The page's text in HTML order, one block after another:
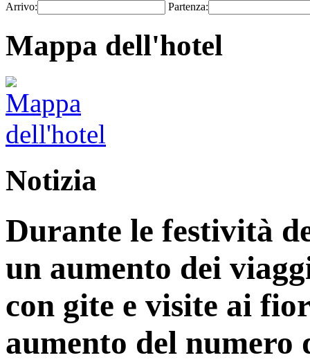
Arrivo: Partenza:
Mappa dell'hotel
Notizia
Durante le festività
un aumento dei
con gite e visite ai
aumento del